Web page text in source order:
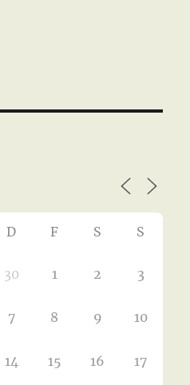
D F S S
30 1 2 3
7 8 9 10
14 15 16 17